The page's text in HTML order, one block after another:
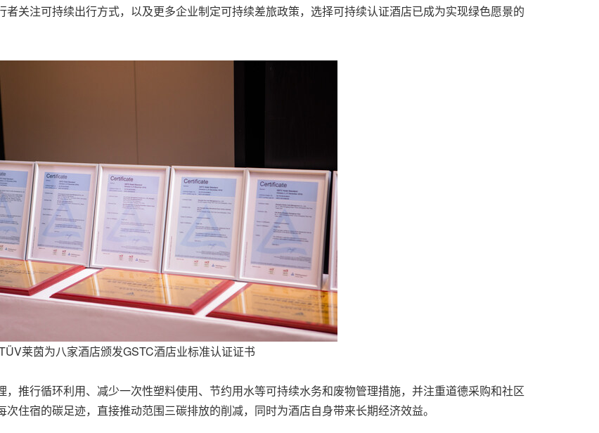
关注可持续出行方式，以及更多企业制定可持续差旅政策，选择可持续认证酒店已成为实现绿色愿景的
莱茵为八家酒店颁发GSTC酒店业标准认证证书
推行循环利用、减少一次性塑料使用、节约用水等可持续水务和废物管理措施，并注重道德采购和社区
住宿的碳足迹，直接推动范围三碳排放的削减，同时为酒店自身带来长期经济效益。